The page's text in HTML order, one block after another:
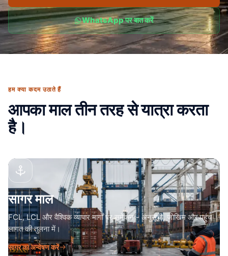
WhatsApp पर बात करें
हम क्या कदम उठाते हैं
आपका माल तीन तरह से यात्रा करता
है।
सागर माल
FCL, LCL और वैश्विक व्यापार मार्गों पर समेकन - अनुसूची, जोखिम और पहुंच
लागत की तुलना में।
सागर का अन्वेषण करें